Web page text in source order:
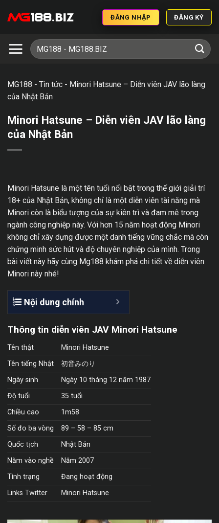
ĐĂNG NHẬP ĐĂNG KÝ
MG188 - Tin tức - Minori Hatsune – Diễn viên JAV lão làng
của Nhật Bản
Minori Hatsune – Diễn viên JAV lão làng
của Nhật Bản
Minori Hatsune là một tên tuổi nổi bật trong thế giới giải trí
18+ của Nhật Bản, không chỉ là một diễn viên tài năng mà
Minori còn là biểu tượng của sự kiên trì và đam mê trong
ngành công nghiệp này. Với hơn 15 năm hoạt động Minori
không chỉ xây dựng được một danh tiếng vững chắc mà còn
chứng minh sức hút và độ chuyên nghiệp của mình. Trong
bài viết này hãy cùng Mg188 khám phá chi tiết về diễn viên
Minori này nhé!
Nội dung chính
Thông tin diễn viên JAV Minori Hatsune
Tên thật
Minori Hatsune
Tên tiếng Nhật
初音みのり
Ngày sinh
Ngày 10 tháng 12 năm 1987
Độ tuổi
35 tuổi
Chiều cao
1m58
Số đo ba vòng
89 – 58 – 85 cm
Quốc tịch
Nhật Bản
Năm vào nghề
Năm 2007
Tình trạng
Đang hoạt động
Links Twitter
Minori Hatsune